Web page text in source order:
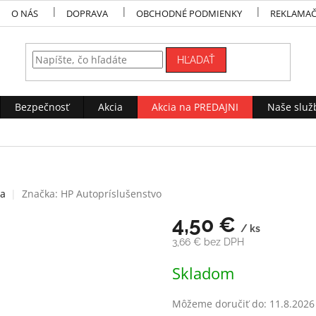
O NÁS DOPRAVA OBCHODNÉ PODMIENKY
HĽADAŤ
Bezpečnosť Akcia Akcia na PREDAJNI Naše
Značka: HP Autopríslušenstvo
4,50 € / ks
3,66 € bez DPH
cena:
Skladom
Môžeme doručiť do: 11.8.2026